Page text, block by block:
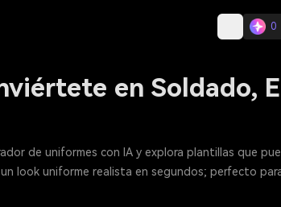
0
en Soldado,
de uniformes con IA y explora plantillas que
look uniforme realista en segundos; perfecto